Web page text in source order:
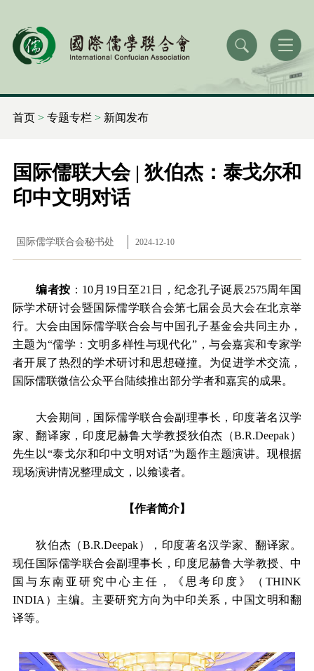
首页> 专题专栏> 新闻发布
国际儒联大会 | 狄伯杰：泰戈尔和
印中文明对话
国际儒学联合会秘书处 2024-12-10
编者按 ：10月19日至21日，纪念孔子诞辰2575周年国
际学术研讨会暨国际儒学联合会第七届会员大会在北京举
行。大会由国际儒学联合会与中国孔子基金会共同主办，
主题为“儒学：文明多样性与现代化”，与会嘉宾和专家学
者开展了热烈的学术研讨和思想碰撞。为促进学术交流，
国际儒联微信公众平台陆续推出部分学者和嘉宾的成果。
大会期间，国际儒学联合会副理事长，印度著名汉学
家、翻译家，印度尼赫鲁大学教授狄伯杰（B.R.Deepak）
先生以“泰戈尔和印中文明对话”为题作主题演讲。现根据
现场演讲情况整理成文，以飨读者。
【作者简介】
狄伯杰（B.R.Deepak），印度著名汉学家、翻译家。
现任国际儒学联合会副理事长，印度尼赫鲁大学教授、中
国与东南亚研究中心主任，《思考印度》（THINK
INDIA）主编。主要研究方向为中印关系，中国文明和翻
译等。